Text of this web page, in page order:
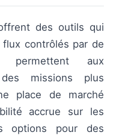
des outils qui
contrôlés par de
permettent aux
missions plus
place de marché
accrue sur les
options pour des